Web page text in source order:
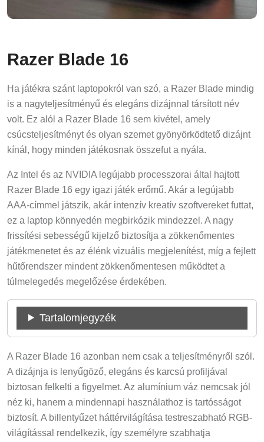
Razer Blade 16
Ha játékra szánt laptopokról van szó, a Razer Blade mindig
is a nagyteljesítményű és elegáns dizájnnal társított név
volt. Ez alól a Razer Blade 16 sem kivétel, amely
csúcsteljesítményt és olyan szemet gyönyörködtető dizájnt
kínál, hogy minden játékosnak összefut a nyála.
Az Intel és az NVIDIA legújabb processzorai által hajtott
Razer Blade 16 egy igazi játék erőmű. Akár a legújabb
AAA-címmel játszik, akár intenzív kreatív szoftvereket futtat,
ez a laptop könnyedén megbirkózik mindezzel. A nagy
frissítési sebességű kijelző biztosítja a zökkenőmentes
játékmenetet és az élénk vizuális megjelenítést, míg a fejlett
hűtőrendszer mindent zökkenőmentesen működtet a
túlmelegedés megelőzése érdekében.
Tartalomjegyzék
A Razer Blade 16 azonban nem csak a teljesítményről szól.
A dizájnja is lenyűgöző, elegáns és karcsú profiljával
biztosan felkelti a figyelmet. Az alumínium váz nemcsak jól
néz ki, hanem a mindennapi használathoz is tartósságot
biztosít. A billentyűzet háttérvilágítása testreszabható RGB-
világítással rendelkezik, így személyre szabhatja